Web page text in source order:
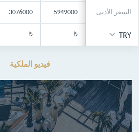
السعر الأدنى
TRY
5949000
₺
3076000
₺
فيديو الملكية